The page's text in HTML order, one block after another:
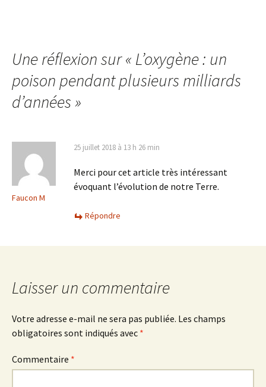
Une réflexion sur « L’oxygène : un
poison pendant plusieurs milliards
d’années»
Faucon M
25 juillet 2018 à 13 h 26 min
Merci pour cet article très intéressant
évoquant l’évolution de notre Terre.
Répondre
Laisser un commentaire
Votre adresse e-mail ne sera pas publiée. Les champs
obligatoires sont indiqués avec *
Commentaire *